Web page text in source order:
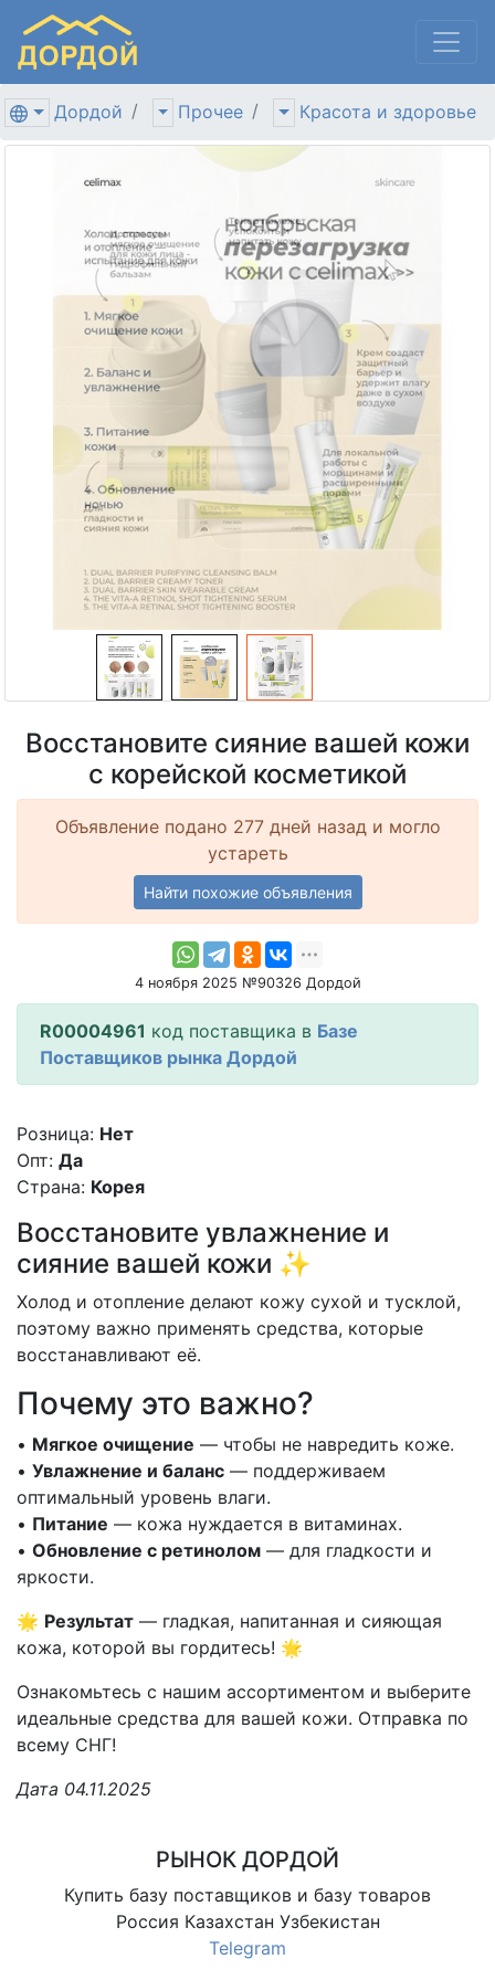
Дордой Прочее Красота и здоровье
Восстановите сияние вашей кожи
с корейской косметикой
Объявление подано 277 дней назад и могло
устареть
Найти похожие объявления
4 ноября 2025 №90326 Дордой
R00004961 код поставщика в Базе
Поставщиков рынка Дордой
Розница: Нет
Опт: Да
Страна: Корея
Восстановите увлажнение и
сияние вашей кожи ✨
Холод и отопление делают кожу сухой и тусклой,
поэтому важно применять средства, которые
восстанавливают её.
Почему это важно?
• Мягкое очищение — чтобы не навредить коже.
• Увлажнение и баланс — поддерживаем
оптимальный уровень влаги.
• Питание — кожа нуждается в витаминах.
• Обновление с ретинолом — для гладкости и
яркости.
🌟 Результат — гладкая, напитанная и сияющая
кожа, которой вы гордитесь! 🌟
Ознакомьтесь с нашим ассортиментом и выберите
идеальные средства для вашей кожи. Отправка по
всему СНГ!
Дата 04.11.2025
РЫНОК ДОРДОЙ
Купить базу поставщиков и базу товаров
Россия Казахстан Узбекистан
Telegram